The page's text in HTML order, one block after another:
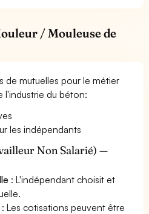
/ Mouleuse de
de mutuelles pour le métier
l'industrie du béton:
les indépendants
Non Salarié) —
: L'indépendant choisit et
: Les cotisations peuvent être